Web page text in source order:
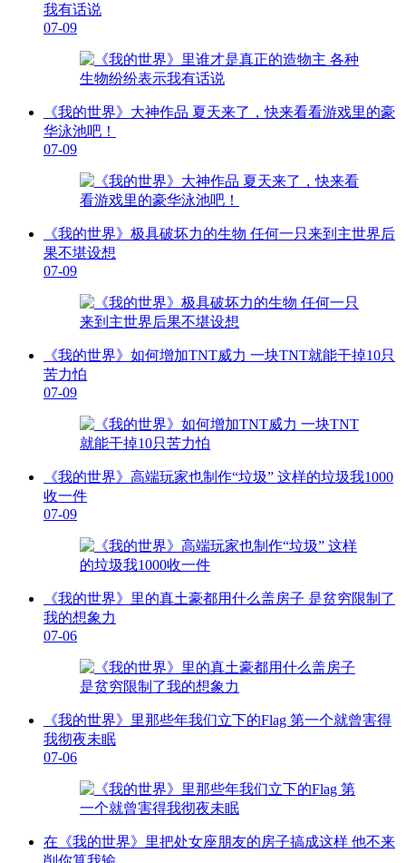
我有话说
07-09
《我的世界》大神作品 夏天来了，快来看看游戏里的豪
华泳池吧！
07-09
《我的世界》极具破坏力的生物 任何一只来到主世界后
果不堪设想
07-09
《我的世界》如何增加TNT威力 一块TNT就能干掉10只
苦力怕
07-09
《我的世界》高端玩家也制作“垃圾” 这样的垃圾我1000
收一件
07-09
《我的世界》里的真土豪都用什么盖房子 是贫穷限制了
我的想象力
07-06
《我的世界》里那些年我们立下的Flag 第一个就曾害得
我彻夜未眠
07-06
在《我的世界》里把处女座朋友的房子搞成这样 他不来